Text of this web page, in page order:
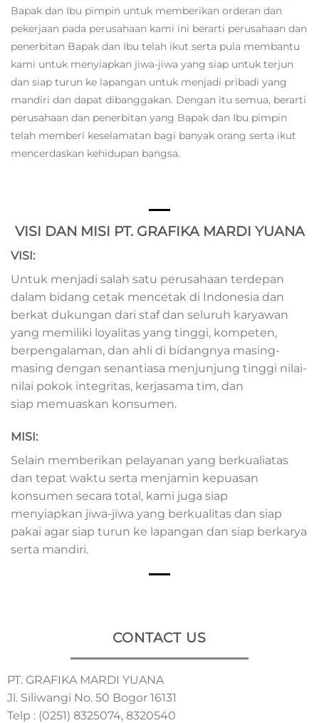
Bapak dan Ibu pimpin untuk memberikan orderan dan
pekerjaan pada perusahaan kami ini berarti perusahaan dan
penerbitan Bapak dan Ibu telah ikut serta pula membantu
kami untuk menyiapkan jiwa-jiwa yang siap untuk terjun
dan siap turun ke lapangan untuk menjadi pribadi yang
mandiri dan dapat dibanggakan. Dengan itu semua, berarti
perusahaan dan penerbitan yang Bapak dan Ibu pimpin
telah memberi keselamatan bagi banyak orang serta ikut
mencerdaskan kehidupan bangsa.
VISI DAN MISI PT. GRAFIKA MARDI YUANA
VISI:
Untuk menjadi salah satu perusahaan terdepan
dalam bidang cetak mencetak di Indonesia dan
berkat dukungan dari staf dan seluruh karyawan
yang memiliki loyalitas yang tinggi, kompeten,
berpengalaman, dan ahli di bidangnya masing-
masing dengan senantiasa menjunjung tinggi nilai-
nilai pokok integritas, kerjasama tim, dan
siap memuaskan konsumen.
MISI:
Selain memberikan pelayanan yang berkualiatas
dan tepat waktu serta menjamin kepuasan
konsumen secara total, kami juga siap
menyiapkan jiwa-jiwa yang berkualitas dan siap
pakai agar siap turun ke lapangan dan siap berkarya
serta mandiri.
CONTACT US
PT. GRAFIKA MARDI YUANA
Jl. Siliwangi No. 50 Bogor 16131
Telp : (0251) 8325074, 8320540